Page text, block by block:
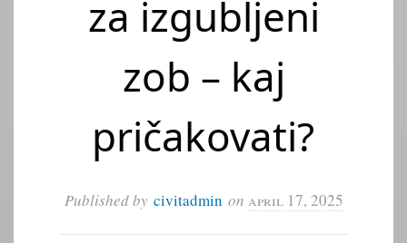
za izgubljeni
zob – kaj
pričakovati?
Published by civitadmin on april 17, 2025